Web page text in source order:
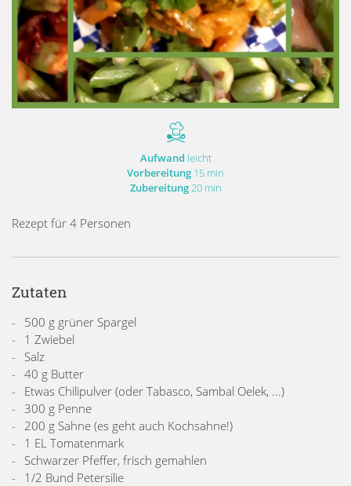
Aufwand leicht
Vorbereitung 15 min
Zubereitung20 min
Rezept für 4 Personen
Zutaten
500 g grüner Spargel
1 Zwiebel
Salz
40 g Butter
Etwas Chilipulver (oder Tabasco, Sambal Oelek, ...)
300 g Penne
200 g Sahne (es geht auch Kochsahne!)
1 EL Tomatenmark
Schwarzer Pfeffer, frisch gemahlen
1/2 Bund Petersilie